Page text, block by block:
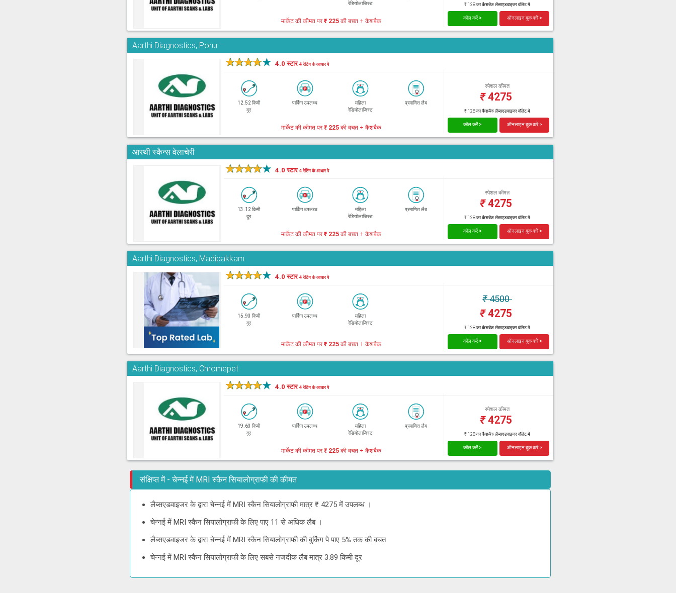
रेडियोलाजिस्ट
₹ 128 का कैशबैक लैब्सएडवाइजर वॉलेट में
मार्केट की कीमत पर₹ 225 की बचत + कैशबैक कॉल करें > ऑनलाइन बुक करें >
Aarthi Diagnostics, Porur
★★★★★ 4.0 स्टार4 रेटिंग के आधार पे
12.52 किमी
दूर
पार्किंग उपलब्ध
महिला
रेडियोलाजिस्ट
प्रमाणित लैब
स्पेशल कीमत
₹4275
₹ 128 का कैशबैक लैब्सएडवाइजर वॉलेट में
मार्केट की कीमत पर₹ 225 की बचत + कैशबैक कॉल करें > ऑनलाइन बुक करें >
आरथी स्कैन्स वेलाचेरी
★★★★★ 4.0 स्टार4 रेटिंग के आधार पे
13.12 किमी
दूर
पार्किंग उपलब्ध
महिला
रेडियोलाजिस्ट
प्रमाणित लैब
स्पेशल कीमत
₹4275
₹ 128 का कैशबैक लैब्सएडवाइजर वॉलेट में
मार्केट की कीमत पर₹ 225 की बचत + कैशबैक कॉल करें > ऑनलाइन बुक करें >
Aarthi Diagnostics, Madipakkam
★★★★★ 4.0 स्टार4 रेटिंग के आधार पे
15.93 किमी
दूर
पार्किंग उपलब्ध
महिला
रेडियोलाजिस्ट
₹4500
₹4275
₹ 128 का कैशबैक लैब्सएडवाइजर वॉलेट में
मार्केट की कीमत पर₹ 225 की बचत + कैशबैक कॉल करें > ऑनलाइन बुक करें >
Aarthi Diagnostics, Chromepet
★★★★★ 4.0 स्टार4 रेटिंग के आधार पे
19.63 किमी
दूर
पार्किंग उपलब्ध
महिला
रेडियोलाजिस्ट
प्रमाणित लैब
स्पेशल कीमत
₹4275
₹ 128 का कैशबैक लैब्सएडवाइजर वॉलेट में
मार्केट की कीमत पर₹ 225 की बचत + कैशबैक कॉल करें > ऑनलाइन बुक करें >
संक्षिप्त में - चेन्नई में MRI स्कैन सियालोग्राफी की कीमत
लैब्सएडवाइजर के द्वारा चेन्नई में MRI स्कैन सियालोग्राफी मात्र ₹ 4275 में उपलब्ध ।
चेन्नई में MRI स्कैन सियालोग्राफी के लिए पाए 11 से अधिक लैब ।
लैब्सएडवाइजर के द्वारा चेन्नई में MRI स्कैन सियालोग्राफी की बुकिंग पे पाए 5% तक की बचत
चेन्नई में MRI स्कैन सियालोग्राफी के लिए सबसे नजदीक लैब मात्र 3.89 किमी दूर